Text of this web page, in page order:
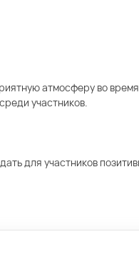
атмосферу во
участников.
для участников